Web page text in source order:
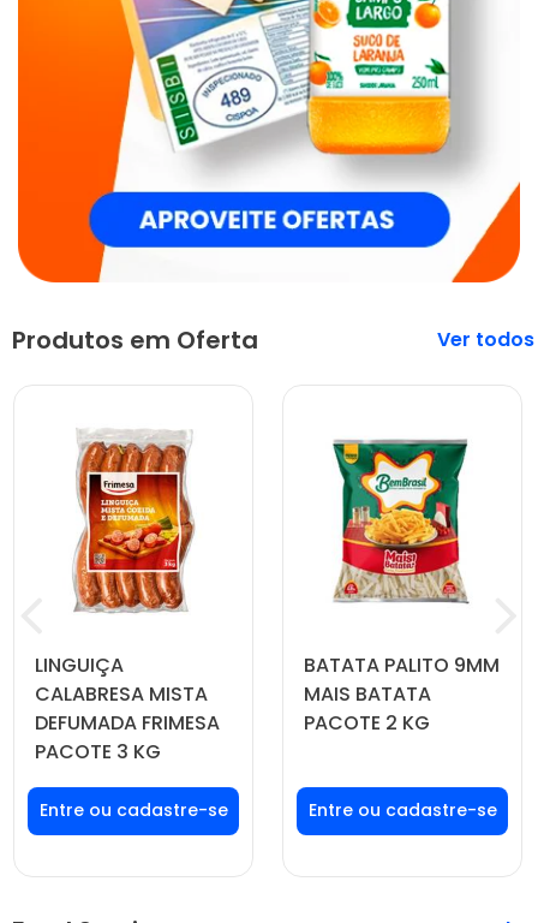
Produtos em Oferta
LINGUIÇA
CALABRESA MISTA
DEFUMADA FRIMESA
PACOTE 3 KG
Faça seu login ou
cadastre-se para
ver preços e
BATATA PALITO 9MM
MAIS BATATA
PACOTE 2 KG
Faça seu login ou
cadastre-se para
ver preços e